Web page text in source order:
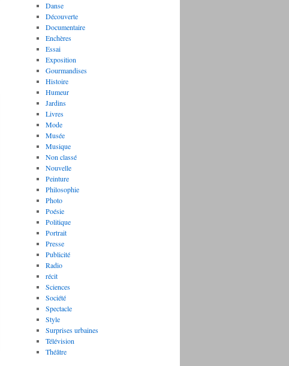
Danse
Découverte
Documentaire
Enchères
Essai
Exposition
Gourmandises
Histoire
Humeur
Jardins
Livres
Mode
Musée
Musique
Non classé
Nouvelle
Peinture
Philosophie
Photo
Poésie
Politique
Portrait
Presse
Publicité
Radio
récit
Sciences
Société
Spectacle
Style
Surprises urbaines
Télévision
Théâtre